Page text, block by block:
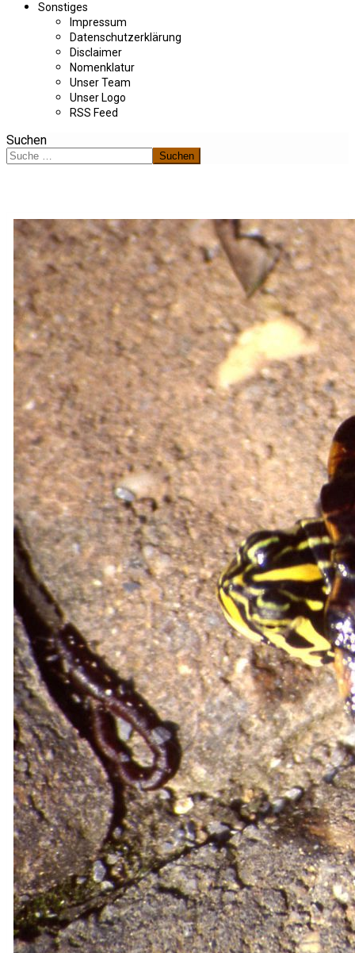
Sonstiges
Impressum
Datenschutzerklärung
Disclaimer
Nomenklatur
Unser Team
Unser Logo
RSS Feed
Suchen
Suchen